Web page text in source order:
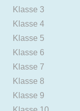
Klasse 3
Klasse 4
Klasse 5
Klasse 6
Klasse 7
Klasse 8
Klasse 9